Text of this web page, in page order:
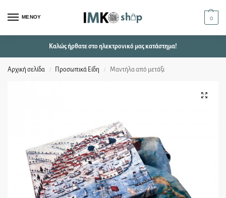
ΜΕΝΟΥ 0
Καλώς ήρθατε στο ηλεκτρονικό μας κατάστημα!
Αρχική σελίδα / Προσωπικά Είδη / Μαντήλα από μετάξι